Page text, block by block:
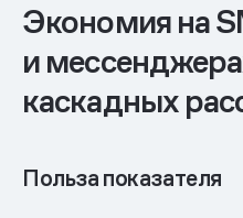
Экономия на
и
каскадных
Польза показателя